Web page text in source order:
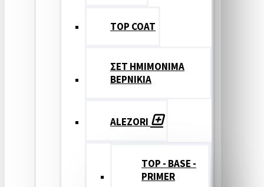
TOP COAT
ΣΕΤ ΗΜΙΜΟΝΙΜΑ
ΒΕΡΝΙΚΙΑ
ALEZORI
TOP - BASE -
PRIMER